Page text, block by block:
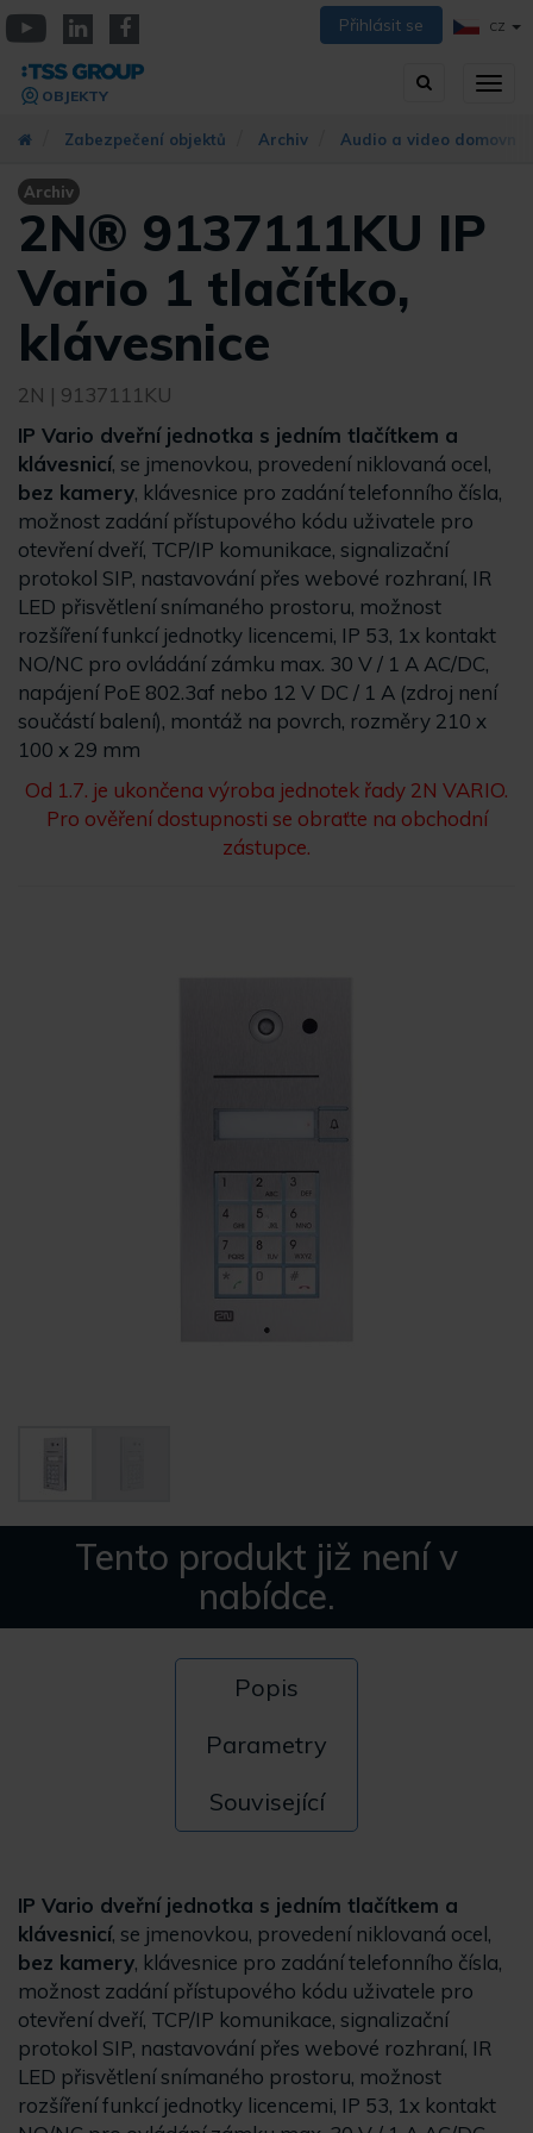
Přejít
k
hlavnímu
obsahu
Přihlásit se CZ
Vyhledávání
OBJEKTY
Zabezpečení objektů Archiv Audio a video domovní
Archiv
2N® 9137111KU IP
Vario 1 tlačítko,
klávesnice
2N | 9137111KU
IP Vario dveřní jednotka s jedním tlačítkem a
klávesnicí, se jmenovkou, provedení niklovaná ocel,
bez kamery, klávesnice pro zadání telefonního čísla,
možnost zadání přístupového kódu uživatele pro
otevření dveří, TCP/IP komunikace, signalizační
protokol SIP, nastavování přes webové rozhraní, IR
LED přisvětlení snímaného prostoru, možnost
rozšíření funkcí jednotky licencemi, IP 53, 1x kontakt
NO/NC pro ovládání zámku max. 30 V / 1 A AC/DC,
napájení PoE 802.3af nebo 12 V DC / 1 A (zdroj není
součástí balení), montáž na povrch, rozměry 210 x
100 x 29 mm
Od 1.7. je ukončena výroba jednotek řady 2N VARIO.
Pro ověření dostupnosti se obraťte na obchodní
zástupce.
Tento produkt již není v
nabídce.
Popis
Parametry
Související
IP Vario dveřní jednotka s jedním tlačítkem a
klávesnicí, se jmenovkou, provedení niklovaná ocel,
bez kamery, klávesnice pro zadání telefonního čísla,
možnost zadání přístupového kódu uživatele pro
otevření dveří, TCP/IP komunikace, signalizační
protokol SIP, nastavování přes webové rozhraní, IR
LED přisvětlení snímaného prostoru, možnost
rozšíření funkcí jednotky licencemi, IP 53, 1x kontakt